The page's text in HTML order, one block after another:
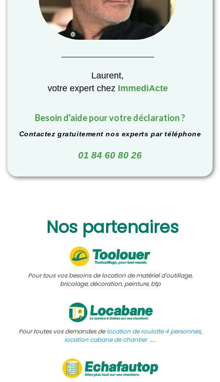
Laurent,
votre expert chez ImmediActe
Besoin d'aide pour votre déclaration ?
Contactez gratuitement nos experts par téléphone
01 84 60 80 26
Nos partenaires
Pour tous vos besoins de location de matériel d'outillage,
bricolage, décoration, peinture, btp
Pour toutes vos demandes delocation de roulotte 4 personnes,
location cabane de chantier....